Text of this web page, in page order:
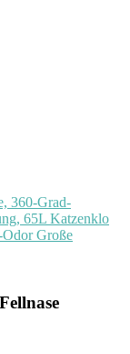
360-Grad-
65L Katzenklo
Große